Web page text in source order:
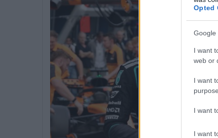
Opted
Google
I want
web or
I want
I want
I want